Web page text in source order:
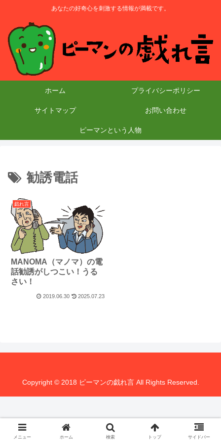
あなたの好奇心を刺激する情報が満載です。
ホーム プライバシーポリシー
サイトマップ お問い合わせ
ピーマンという人物
勧誘電話
戯れ言
MANOMA（マノマ）の電
話勧誘がしつこい！うる
さい！
2019.06.30 2025.07.23
Copyright © 2018 ピーマンの戯れ言 All Rights Reserved.
メニュー ホーム 検索 トップ サイドバー